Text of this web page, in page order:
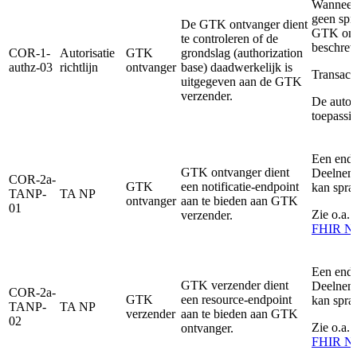
COR-1-
authz-03
Autorisatie
richtlijn
GTK
ontvanger
De GTK ontvanger dient
te controleren of de
grondslag (authorization
base) daadwerkelijk is
uitgegeven aan de GTK
verzender.
geen
GTK
De
COR-2a-
TANP-
01
TA NP
GTK
ontvanger
GTK ontvanger dient
een notificatie-endpoint
aan te bieden aan GTK
verzender.
Een
kan
Zie o.a.
FHIR
COR-2a-
TANP-
02
TA NP
GTK
verzender
GTK verzender dient
een resource-endpoint
aan te bieden aan GTK
ontvanger.
Een
kan
Zie o.a.
FHIR